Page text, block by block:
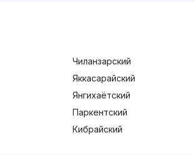
Чиланзарский
Яккасарайский
Янгихаётский
Паркентский
Кибрайский